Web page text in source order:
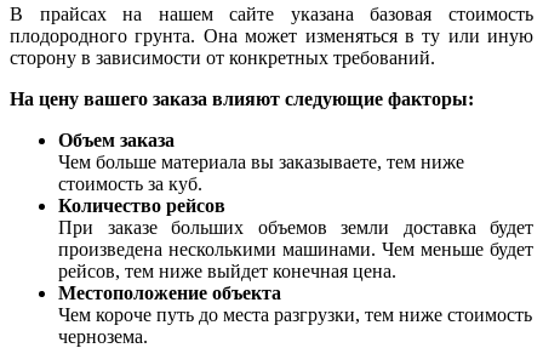
В прайсах на нашем сайте указана базовая стоимость
плодородного грунта. Она может изменяться в ту или иную
сторону в зависимости от конкретных требований.
На цену вашего заказа влияют следующие факторы:
Объем заказа
Чем больше материала вы заказываете, тем ниже
стоимость за куб.
Количество рейсов
При заказе больших объемов земли доставка будет
произведена несколькими машинами. Чем меньше будет
рейсов, тем ниже выйдет конечная цена.
Местоположение объекта
Чем короче путь до места разгрузки, тем ниже стоимость
чернозема.